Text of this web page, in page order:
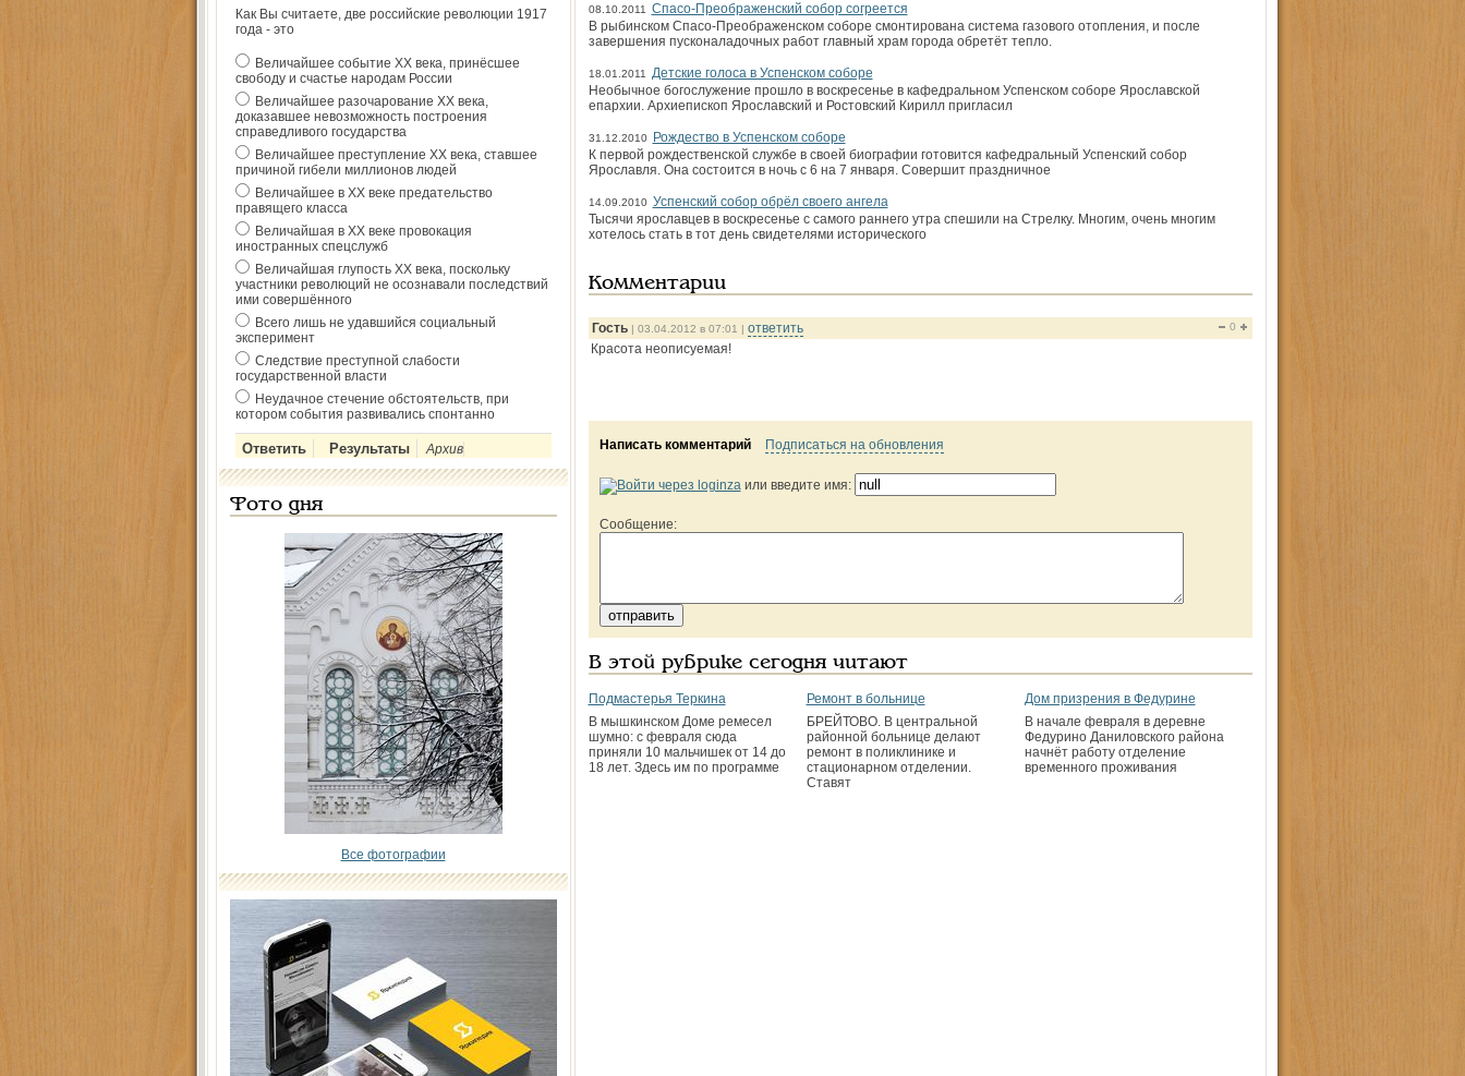
Как Вы считаете, две российские революции 1917
года - это
Величайшее событие ХХ века, принёсшее
свободу и счастье народам России
Величайшее разочарование ХХ века,
доказавшее невозможность построения
справедливого государства
Величайшее преступление ХХ века, ставшее
причиной гибели миллионов людей
Величайшее в ХХ веке предательство
правящего класса
Величайшая в ХХ веке провокация
иностранных спецслужб
Величайшая глупость ХХ века, поскольку
участники революций не осознавали последствий
ими совершённого
Всего лишь не удавшийся социальный
эксперимент
Следствие преступной слабости
государственной власти
Неудачное стечение обстоятельств, при
котором события развивались спонтанно
Архив
Фото дня
Все фотографии
08.10.2011
Спасо-Преображенский собор согреется
В рыбинском Спасо-Преображенском соборе смонтирована система газового отопления, и после
завершения пусконаладочных работ главный храм города обретёт тепло.
18.01.2011
Детские голоса в Успенском соборе
Необычное богослужение прошло в воскресенье в кафедральном Успенском соборе Ярославской
епархии. Архиепископ Ярославский и Ростовский Кирилл пригласил
31.12.2010
Рождество в Успенском соборе
К первой рождественской службе в своей биографии готовится кафедральный Успенский собор
Ярославля. Она состоится в ночь с 6 на 7 января. Совершит праздничное
14.09.2010 Успенский собор обрёл своего ангела
Тысячи ярославцев в воскресенье с самого раннего утра спешили на Стрелку. Многим, очень многим
хотелось стать в тот день свидетелями исторического
Комментарии
Гость| 03.04.2012 в 07:01 | ответить 0
Красота неописуемая!
Написать комментарий Подписаться на обновления
или введите имя:
Сообщение:
В этой рубрике сегодня читают
Подмастерья Теркина
В мышкинском Доме ремесел
шумно: с февраля сюда
приняли 10 мальчишек от 14 до
18 лет. Здесь им по программе
Ремонт в больнице
БРЕЙТОВО. В центральной
районной больнице делают
ремонт в поликлинике и
стационарном отделении.
Ставят
Дом призрения в Федурине
В начале февраля в деревне
Федурино Данилов­ского района
начнёт работу отделение
временного проживания